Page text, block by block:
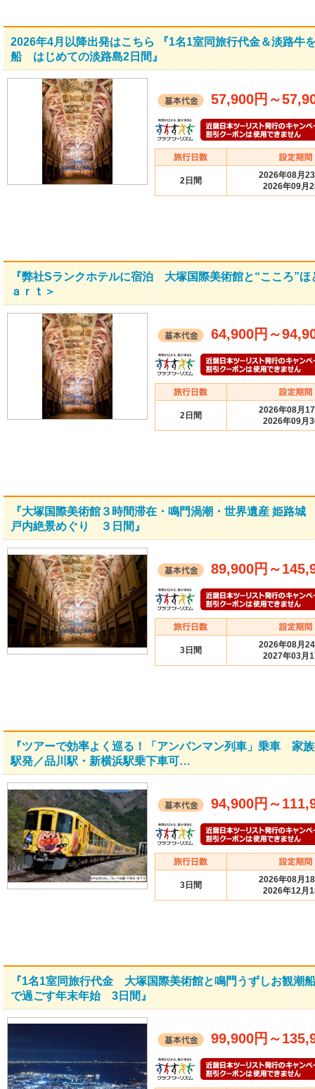
2026年4月以降出発はこちら 『1名1室同旅行代金＆淡路
船 はじめての淡路島2日間』
57,900円 ～
2日間
2026年08月
2026年09月
『弊社Sランクホテルに宿泊 大塚国際美術館と“こころ”ほ
ａｒｔ＞
64,900円 ～
2日間
2026年08月
2026年09月
『大塚国際美術館３時間滞在・鳴門渦潮・世界遺産 姫路
戸内絶景めぐり ３日間』
89,900円 ～
3日間
2026年08月
2027年03月
『ツアーで効率よく巡る！「アンパンマン列車」乗車 家
駅発／品川駅・新横浜駅乗下車可…
94,900円 ～
3日間
2026年08月
2026年12月
『1名1室同旅行代金 大塚国際美術館と鳴門うずしお観潮
で過ごす年末年始 3日間』
99,900円 ～